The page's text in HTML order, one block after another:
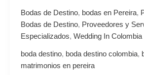
Bodas de Destino, bodas en Pereira,
Bodas de Destino, Proveedores y
Especializados, Wedding In Colombia
boda destino, boda destino colombia,
matrimonios en pereira